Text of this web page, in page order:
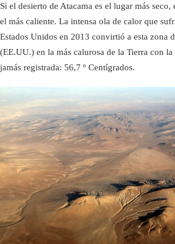
Si el desierto de Atacama es el lugar más
el más caliente. La intensa ola de calor que
Estados Unidos en 2013 convirtió a esta zona
(EE.UU.) en la más calurosa de la Tierra con la
jamás registrada: 56,7 º Centígrados.